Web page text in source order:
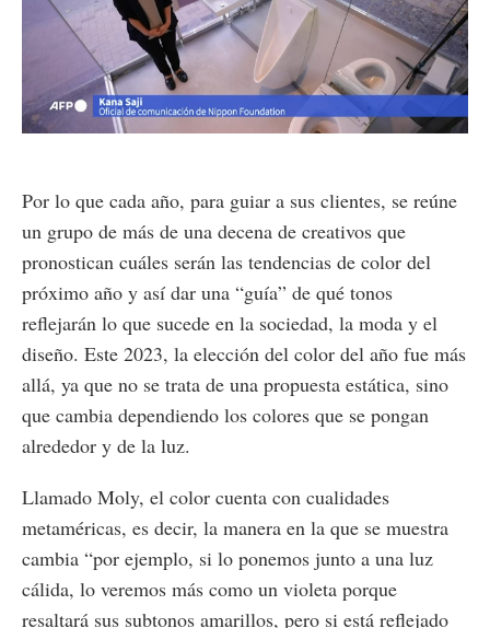
Unmute Loaded:
Por lo que cada año, para guiar a sus clientes, se reúne
un grupo de más de una decena de creativos que
pronostican cuáles serán las tendencias de color del
próximo año y así dar una “guía” de qué tonos
reflejarán lo que sucede en la sociedad, la moda y el
diseño. Este 2023, la elección del color del año fue más
allá, ya que no se trata de una propuesta estática, sino
que cambia dependiendo los colores que se pongan
alrededor y de la luz.
Llamado Moly, el color cuenta con cualidades
metaméricas, es decir, la manera en la que se muestra
cambia “por ejemplo, si lo ponemos junto a una luz
cálida, lo veremos más como un violeta porque
resaltará sus subtonos amarillos, pero si está reflejado